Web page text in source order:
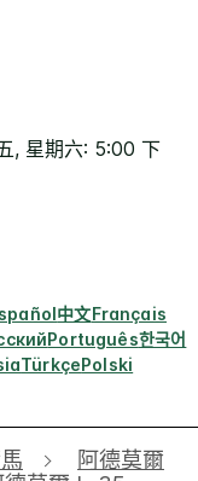
, 星期六: 5:00 下
中文Français
Português한국어
TürkçePolski
阿德莫爾